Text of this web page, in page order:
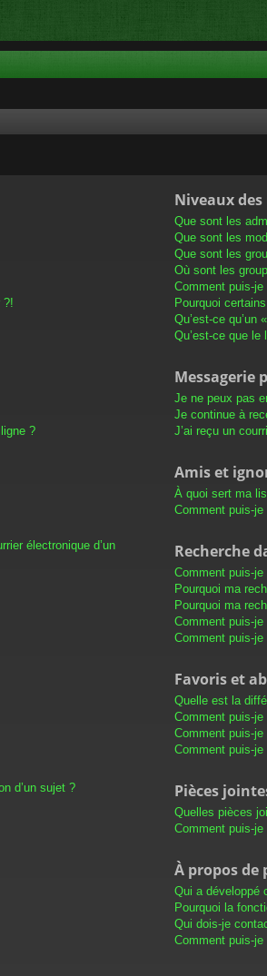
?!
?
électronique d’un
d’un sujet ?
Niveaux
Que sont les
Que sont les
Que sont les
Où sont les
Comment puis-je
Pourquoi
Qu’est-ce qu’un
Qu’est-ce que le
Messagerie
Je ne peux pas
Je continue à
J’ai reçu un
Amis et
À quoi sert ma
Comment puis-je
Recherche
Comment puis-
Pourquoi ma
Pourquoi ma
Comment puis-
Comment puis-
Favoris et
Quelle est la
Comment puis-
Comment puis-je
Comment puis-
Pièces
Quelles pièces
Comment puis-
À propos de
Qui a développé
Pourquoi la
Qui dois-je
Comment puis-